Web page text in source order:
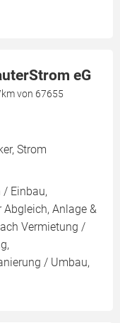
eG
von 67655
Strom
/ Einbau,
Anlage &
Vermietung /
/ Umbau,